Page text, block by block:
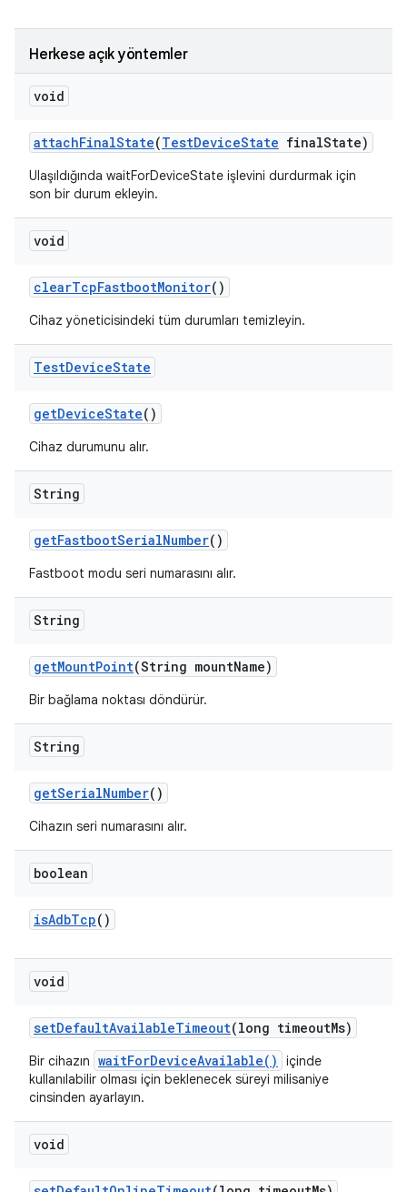
Herkese açık yöntemler
void
attachFinalState(TestDeviceState finalState)
Ulaşıldığında waitForDeviceState işlevini durdurmak için
son bir durum ekleyin.
void
clearTcpFastbootMonitor()
Cihaz yöneticisindeki tüm durumları temizleyin.
TestDeviceState
getDeviceState()
Cihaz durumunu alır.
String
getFastbootSerialNumber()
Fastboot modu seri numarasını alır.
String
getMountPoint(String mountName)
Bir bağlama noktası döndürür.
String
getSerialNumber()
Cihazın seri numarasını alır.
boolean
isAdbTcp()
void
setDefaultAvailableTimeout(long timeoutMs)
Bir cihazın waitForDeviceAvailable()
içinde
kullanılabilir olması için beklenecek süreyi milisaniye
cinsinden ayarlayın.
void